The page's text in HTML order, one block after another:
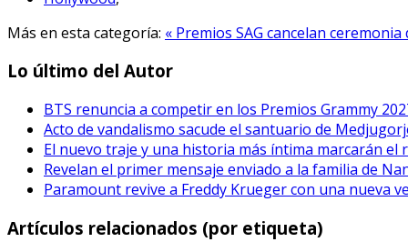
Más en esta categoría: « Premios SAG cancelan
Lo último del Autor
BTS renuncia a competir en los Premios Grammy
Acto de vandalismo sacude el santuario de
El nuevo traje y una historia más íntima marcarán el
Revelan el primer mensaje enviado a la familia de
Paramount revive a Freddy Krueger con una nueva
Artículos relacionados (por etiqueta)